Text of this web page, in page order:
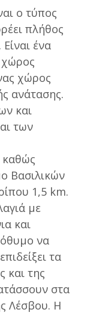
ο τύπος
πλήθος
ένα
χώρος
χώρος
ανάτασης.
και
των
καθώς
Βασιλικών
1,5 km.
με
και
να
τα
και της
στα
Λέσβου. Η